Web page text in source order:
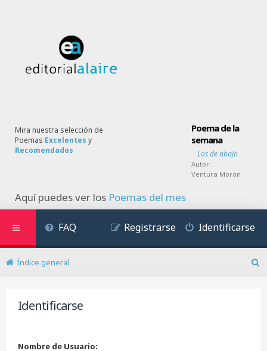
Mira nuestra selección de
Poemas Excelentes y
Recomendados
Poema de la
semana
Los de abajo
Autor:
Ventura Morón
Aquí puedes ver los Poemas del mes
FAQ Identificarse
Registrarse
Índice general
Identificarse
Nombre de Usuario: